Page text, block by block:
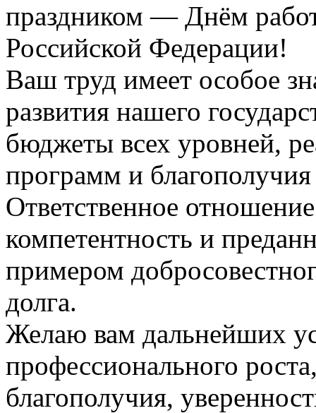
праздником — Днём
Российской Федерации!
Ваш труд имеет особое
развития нашего
бюджеты всех уровней,
программ и
Ответственное
компетентность и
примером
долга.
Желаю вам дальнейших
профессионального
благополучия,